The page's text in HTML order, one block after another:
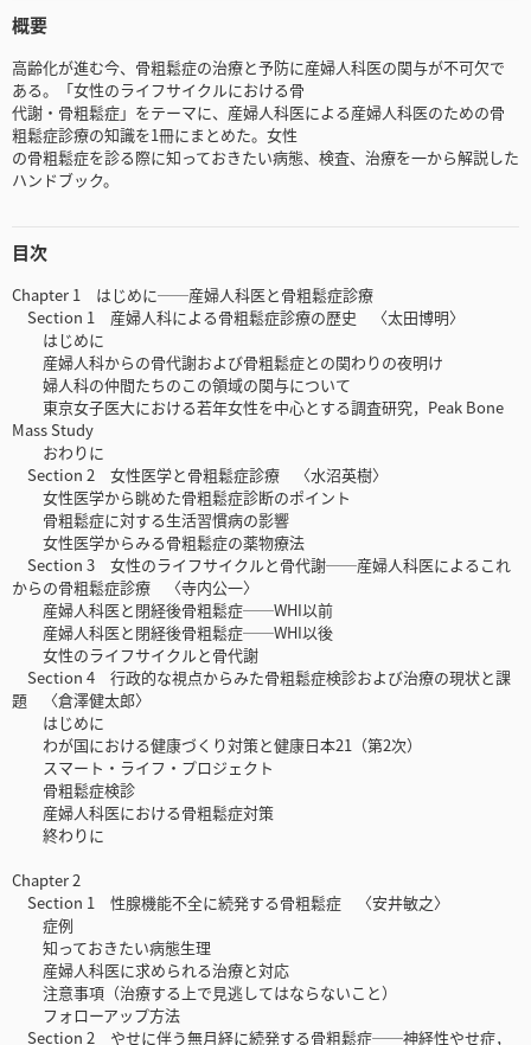
概要
高齢化が進む今、骨粗鬆症の治療と予防に産婦人科医の関与が不可欠で
ある。「女性のライフサイクルにおける骨
代謝・骨粗鬆症」をテーマに、産婦人科医による産婦人科医のための骨
粗鬆症診療の知識を1冊にまとめた。女性
の骨粗鬆症を診る際に知っておきたい病態、検査、治療を一から解説した
ハンドブック。
目次
Chapter 1 はじめに──産婦人科医と骨粗鬆症診療
Section 1 産婦人科による骨粗鬆症診療の歴史 〈太田博明〉
はじめに
産婦人科からの骨代謝および骨粗鬆症との関わりの夜明け
婦人科の仲間たちのこの領域の関与について
東京女子医大における若年女性を中心とする調査研究，Peak Bone
Mass Study
おわりに
Section 2 女性医学と骨粗鬆症診療 〈水沼英樹〉
女性医学から眺めた骨粗鬆症診断のポイント
骨粗鬆症に対する生活習慣病の影響
女性医学からみる骨粗鬆症の薬物療法
Section 3 女性のライフサイクルと骨代謝──産婦人科医によるこれ
からの骨粗鬆症診療 〈寺内公一〉
産婦人科医と閉経後骨粗鬆症──WHI以前
産婦人科医と閉経後骨粗鬆症──WHI以後
女性のライフサイクルと骨代謝
Section 4 行政的な視点からみた骨粗鬆症検診および治療の現状と課
題 〈倉澤健太郎〉
はじめに
わが国における健康づくり対策と健康日本21（第2次）
スマート・ライフ・プロジェクト
骨粗鬆症検診
産婦人科医における骨粗鬆症対策
終わりに
Chapter 2
Section 1 性腺機能不全に続発する骨粗鬆症 〈安井敏之〉
症例
知っておきたい病態生理
産婦人科医に求められる治療と対応
注意事項（治療する上で見逃してはならないこと）
フォローアップ方法
Section 2 やせに伴う無月経に続発する骨粗鬆症──神経性やせ症，